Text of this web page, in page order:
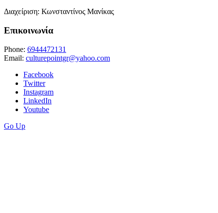
Διαχείριση: Κωνσταντίνος Μανίκας
Επικοινωνία
Phone: 6944472131
Email: culturepointgr@yahoo.com
Facebook
Twitter
Instagram
LinkedIn
Youtube
Go Up